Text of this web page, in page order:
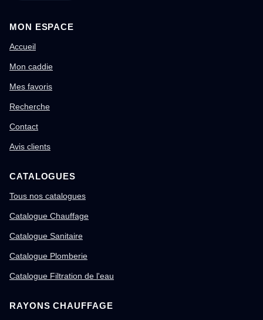
MON ESPACE
Accueil
Mon caddie
Mes favoris
Recherche
Contact
Avis clients
CATALOGUES
Tous nos catalogues
Catalogue Chauffage
Catalogue Sanitaire
Catalogue Plomberie
Catalogue Filtration de l'eau
RAYONS CHAUFFAGE